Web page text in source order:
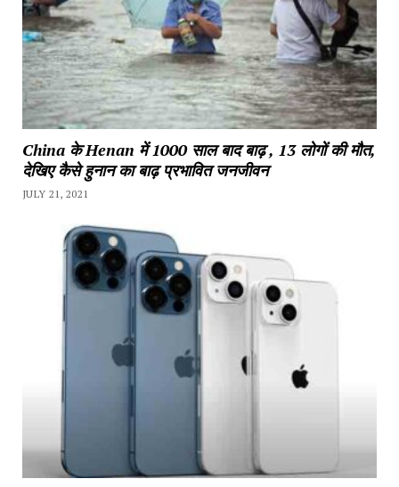
China के Henan में 1000 साल बाद बाढ़ , 13 लोगों की मौत,
देखिए कैसे हुनान का बाढ़ प्रभावित जनजीवन
JULY 21, 2021